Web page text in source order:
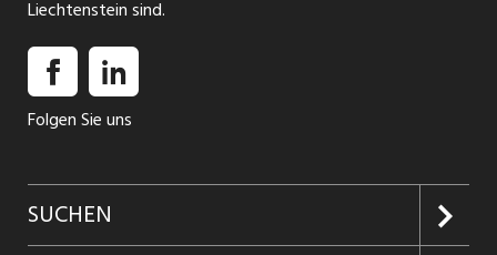
Liechtenstein sind.
Folgen Sie uns
SUCHEN